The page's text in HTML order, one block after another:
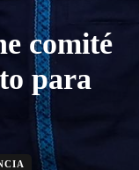
comité
para